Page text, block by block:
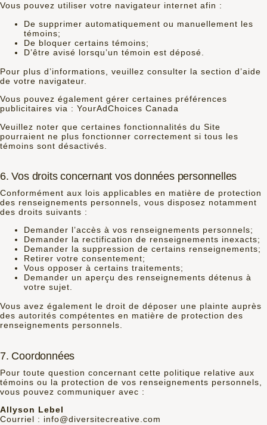
Vous pouvez utiliser votre navigateur internet afin :
De supprimer automatiquement ou manuellement les
témoins;
De bloquer certains témoins;
D’être avisé lorsqu’un témoin est déposé.
Pour plus d’informations, veuillez consulter la section d’aide
de votre navigateur.
Vous pouvez également gérer certaines préférences
publicitaires via : YourAdChoices Canada
Veuillez noter que certaines fonctionnalités du Site
pourraient ne plus fonctionner correctement si tous les
témoins sont désactivés.
6. Vos droits concernant vos données personnelles
Conformément aux lois applicables en matière de protection
des renseignements personnels, vous disposez notamment
des droits suivants :
Demander l’accès à vos renseignements personnels;
Demander la rectification de renseignements inexacts;
Demander la suppression de certains renseignements;
Retirer votre consentement;
Vous opposer à certains traitements;
Demander un aperçu des renseignements détenus à
votre sujet.
Vous avez également le droit de déposer une plainte auprès
des autorités compétentes en matière de protection des
renseignements personnels.
7. Coordonnées
Pour toute question concernant cette politique relative aux
témoins ou la protection de vos renseignements personnels,
vous pouvez communiquer avec :
Allyson Lebel
Courriel : info@diversitecreative.com